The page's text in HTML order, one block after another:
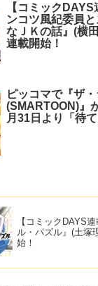
【コミック
ンコツ風紀委員
なＪＫの話』(横
連載開始！
ピッコマで『ザ
(SMARTOON)』
月31日より「待
【コミックDAYS
ル・パズル』(土塚
始！